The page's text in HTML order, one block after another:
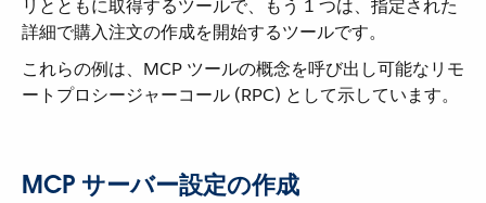
リとともに取得するツールで、もう 1 つは、指定された
詳細で購入注文の作成を開始するツールです。
これらの例は、MCP ツールの概念を呼び出し可能なリモ
ートプロシージャーコール (RPC) として示しています。
MCP サーバー設定の作成